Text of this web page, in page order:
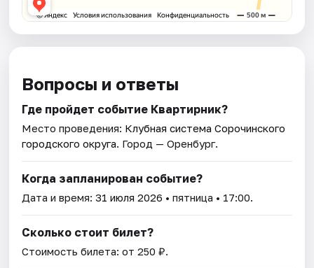
Вопросы и ответы
Где пройдет событие Квартирник?
Место проведения: Клубная система Сорочинского
городского округа. Город — Оренбург.
Когда запланирован событие?
Дата и время:31 июля 2026 • пятница • 17:00.
Сколько стоит билет?
Стоимость билета: от 250 ₽.